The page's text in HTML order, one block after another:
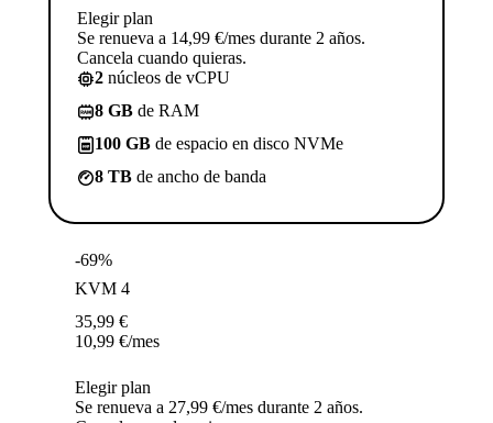
Elegir plan
Se renueva a 14,99 €/mes durante 2 años.
Cancela cuando quieras.
2 núcleos de vCPU
8 GB de RAM
100 GB de espacio en disco NVMe
8 TB de ancho de banda
-69%
KVM 4
35,99 €
10,99 €/mes
Elegir plan
Se renueva a 27,99 €/mes durante 2 años.